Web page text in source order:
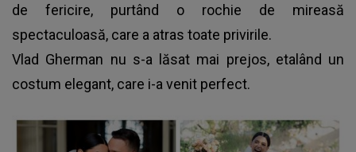
de fericire, purtând o rochie de mireasă
spectaculoasă, care a atras toate privirile.
Vlad Gherman nu s-a lăsat mai prejos, etalând un
costum elegant, care i-a venit perfect.